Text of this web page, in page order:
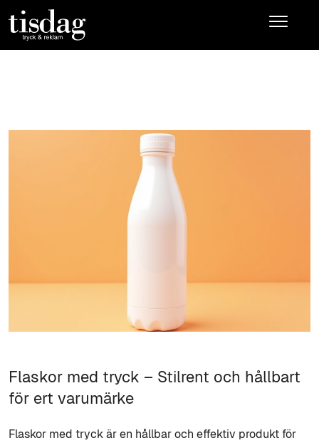
Flaskor med tryck – Stilrent och hållbart
för ert varumärke
Flaskor med tryck är en hållbar och effektiv produkt för